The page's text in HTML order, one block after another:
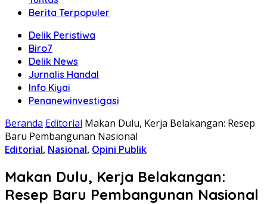
Berita Terpopuler
Delik Peristiwa
Biro7
Delik News
Jurnalis Handal
Info Kiyai
Penanewinvestigasi
Beranda Editorial Makan Dulu, Kerja Belakangan: Resep
Baru Pembangunan Nasional
Editorial, Nasional, Opini Publik
Makan Dulu, Kerja Belakangan:
Resep Baru Pembangunan Nasional